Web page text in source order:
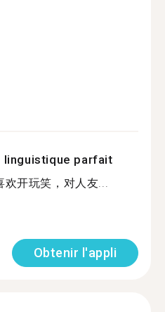
linguistique parfait
欢开玩笑，对人友...
Obtenir l'appli